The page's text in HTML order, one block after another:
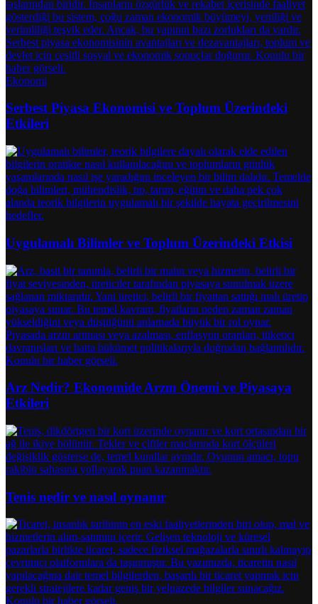
Ekonomi
Serbest Piyasa Ekonomisi ve Toplum Üzerindeki
Etkileri
Uygulamalı Bilimler ve Toplum Üzerindeki Etkisi
Arz Nedir? Ekonomide Arzın Önemi ve Piyasaya
Etkileri
Tenis nedir ve nasıl oynanır